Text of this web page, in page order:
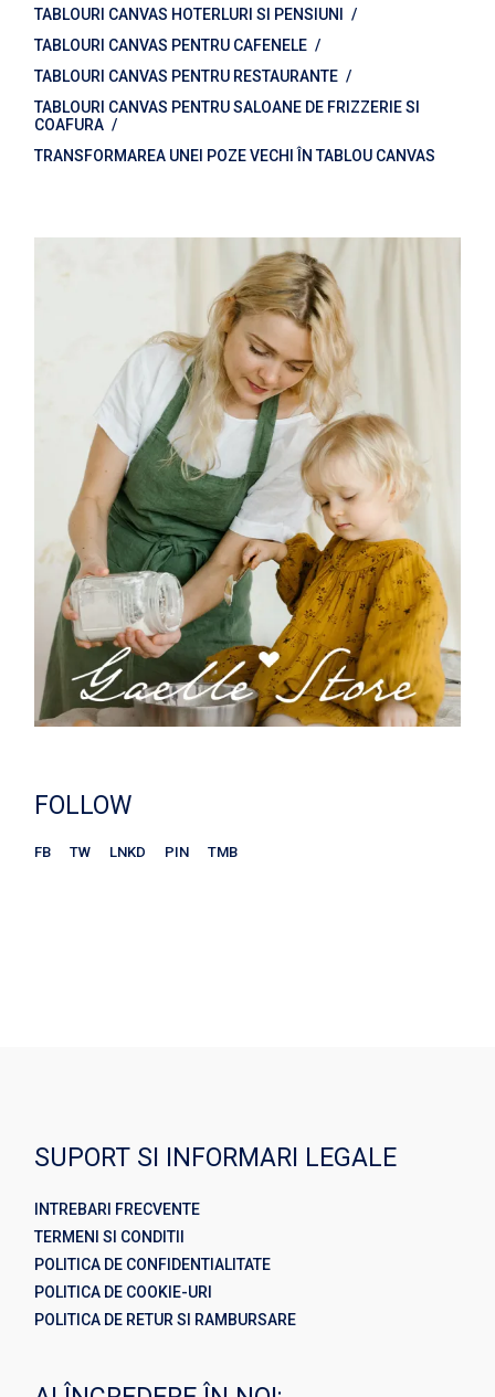
TABLOURI CANVAS HOTERLURI SI PENSIUNI
TABLOURI CANVAS PENTRU CAFENELE
TABLOURI CANVAS PENTRU RESTAURANTE
TABLOURI CANVAS PENTRU SALOANE DE FRIZZERIE SI
COAFURA
TRANSFORMAREA UNEI POZE VECHI ÎN TABLOU CANVAS
FOLLOW
FB TW LNKD PIN TMB
SUPORT SI INFORMARI LEGALE
INTREBARI FRECVENTE
TERMENI SI CONDITII
POLITICA DE CONFIDENTIALITATE
POLITICA DE COOKIE-URI
POLITICA DE RETUR SI RAMBURSARE